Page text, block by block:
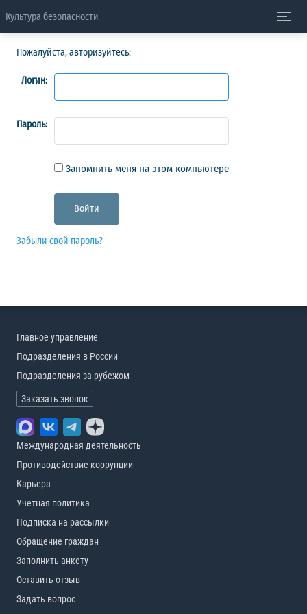
Культура безопасности
Пожалуйста, авторизуйтесь:
Логин:
Пароль:
Запомнить меня на этом компьютере
Забыли свой пароль?
Главное управление
Подразделения в России
Подразделения за рубежом
Заказать звонок
Международная деятельность
Противодействие коррупции
Карьера
Учетная политика
Подписка на рассылки
Обращение граждан
Заполнить анкету
Оставить отзыв
Задать вопрос